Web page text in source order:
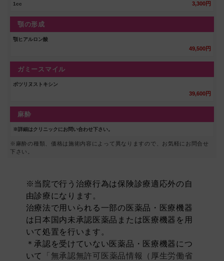
1cc
3,300円
顎の形成
顎ヒアルロン酸
49,500円
ガミースマイル
ボツリヌストキシン
39,600円
麻酔
※詳細はクリニックにお問い合わせ下さい。
※麻酔の種類、価格は施術内容によって異なりますので、お気軽にお問合せ
下さい。
※当院で行う治療行為は保険診療適応外の自
由診療になります。
治療法で用いられる一部の医薬品・医療機器
は日本国内未承認医薬品または医療機器を用
いて処置を行います。
＊承認を受けていない医薬品・医療機器につ
いて
「無承認無許可医薬品情報（厚生労働省